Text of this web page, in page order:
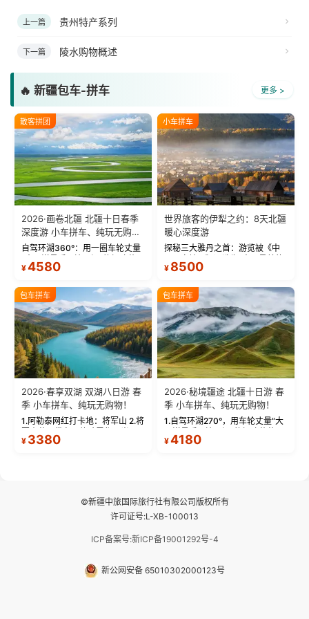
上一篇 贵州特产系列
下一篇 陵水购物概述
🔥 新疆包车-拼车 更多 >
散客拼团
2026·画卷北疆 北疆十日春季
深度游 小车拼车、纯玩无购
物！
自驾环湖360°：用一圈车轮丈量
蓝。 赛湖旅拍：甄选多款风格服
绝美瞬间。 赛湖坦克300跟车视
频：专业摄影师...
¥4580
小车拼车
世界旅客的伊犁之约：8天北疆
暖心深度游
探秘三大雅丹之首：游览被《中
三大雅丹”第一名的克拉玛依魔鬼
瓦人最大村落——禾木村，欣赏
晨雾与小木...
¥ 8500
包车拼车
2026·春享双湖 双湖八日游 春
季 小车拼车、纯玩无购物！
1.阿勒泰网红打卡地：将军山 2.将
军山落日缆车，体验雪都风光 3.
将军山，夕阳派对，蹦迪party 4.
¥ 3380
包车拼车
2026·秘境疆途 北疆十日游 春
季 小车拼车、纯玩无购物！
1.自驾环湖270°，用车轮丈量“大
西洋最后一滴眼泪”的极致蔚蓝，
让雪山、花海与深邃湖水在转弯
¥4180
©新疆中旅国际旅行社有限公司版权所有
许可证号:L-XB-100013
ICP备案号:新ICP备19001292号-4
新公网安备 65010302000123号